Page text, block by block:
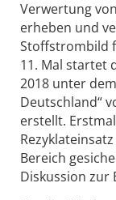
Verwertung
erheben und
Stoffstrombild
11. Mal startet
2018 unter
Deutschland“
erstellt.
Bereich
Diskussion zur